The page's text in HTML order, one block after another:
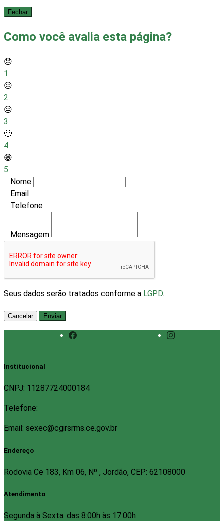
Fechar
Como você avalia esta página?
😞
1
☹️
2
😐
3
🙂
4
😁
5
Nome
Email
Telefone
Mensagem
Seus dados serão tratados conforme a LGPD.
Cancelar Enviar
Institucional
CNPJ: 11287724000184
Telefone:
Email: sexec@cgirsrms.ce.gov.br
Endereço
Rodovia Ce 183, Km 06, Nº , Jordão, CEP: 62108000
Atendimento
Segunda à Sexta. das 8:00h às 17:00h